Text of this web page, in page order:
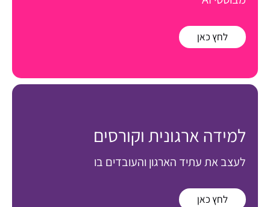
לחץ כאן
למידה ארגונית וקורסים
לעצב את עתיד הארגון והעובדים בו
לחץ כאן